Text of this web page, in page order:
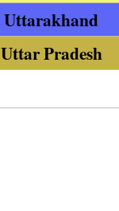
Uttarakhand
Uttar Pradesh